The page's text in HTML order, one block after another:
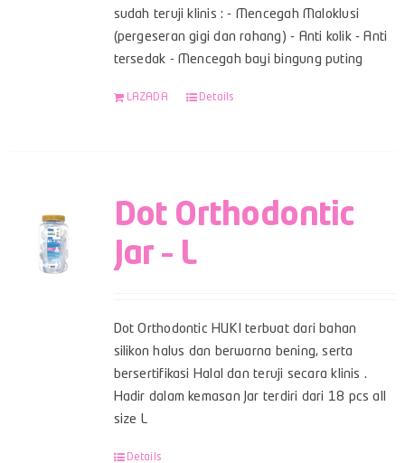
sudah teruji klinis : - Mencegah Maloklusi
(pergeseran gigi dan rahang) - Anti kolik - Anti
tersedak - Mencegah bayi bingung puting
LAZADA Details
Dot Orthodontic
Jar – L
Dot Orthodontic HUKI terbuat dari bahan
silikon halus dan berwarna bening, serta
bersertifikasi Halal dan teruji secara klinis .
Hadir dalam kemasan Jar terdiri dari 18 pcs all
size L
Details